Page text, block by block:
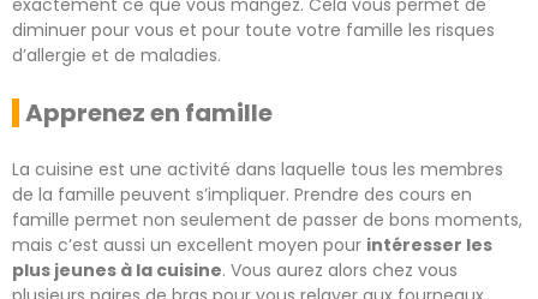
diminuer pour vous et pour toute votre famille les risques
d’allergie et de maladies.
Apprenez en famille
La cuisine est une activité dans laquelle tous les membres
de la famille peuvent s’impliquer. Prendre des cours en
famille permet non seulement de passer de bons moments,
mais c’est aussi un excellent moyen pour intéresser les
plus jeunes à la cuisine. Vous aurez alors chez vous